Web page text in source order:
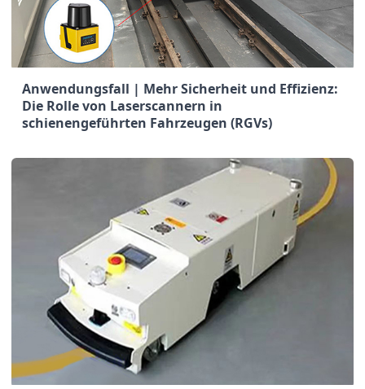
Anwendungsfall | Mehr Sicherheit und Effizienz:
Die Rolle von Laserscannern in
schienengeführten Fahrzeugen (RGVs)